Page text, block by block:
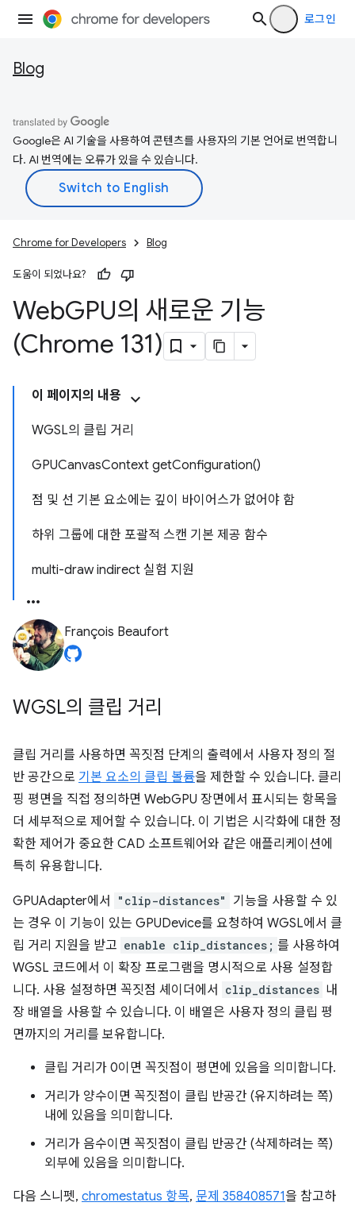
로그인
Blog
Google은 AI 기술을 사용하여 콘텐츠를 사용자의 기본 언어로 번역합니
다. AI 번역에는 오류가 있을 수 있습니다.
Chrome for Developers Blog
도움이 되었나요?
WebGPU의 새로운 기능
(Chrome 131)
이 페이지의 내용
WGSL의 클립 거리
GPUCanvasContext getConfiguration()
점 및 선 기본 요소에는 깊이 바이어스가 없어야 함
하위 그룹에 대한 포괄적 스캔 기본 제공 함수
multi-draw indirect 실험 지원
François Beaufort
WGSL의 클립 거리
클립 거리를 사용하면 꼭짓점 단계의 출력에서 사용자 정의 절
반 공간으로 기본 요소의 클립 볼륨을 제한할 수 있습니다. 클리
핑 평면을 직접 정의하면 WebGPU 장면에서 표시되는 항목을
더 세부적으로 제어할 수 있습니다. 이 기법은 시각화에 대한 정
확한 제어가 중요한 CAD 소프트웨어와 같은 애플리케이션에
특히 유용합니다.
GPUAdapter에서 "clip-distances"
기능을 사용할 수 있
는 경우 이 기능이 있는 GPUDevice를 요청하여 WGSL에서 클
립 거리 지원을 받고 enable clip_distances; 를 사용하여
WGSL 코드에서 이 확장 프로그램을 명시적으로 사용 설정합
니다. 사용 설정하면 꼭짓점 셰이더에서
clip_distances 내
장 배열을 사용할 수 있습니다. 이 배열은 사용자 정의 클립 평
면까지의 거리를 보유합니다.
클립 거리가 0이면 꼭짓점이 평면에 있음을 의미합니다.
거리가 양수이면 꼭짓점이 클립 반공간 (유지하려는 쪽)
내에 있음을 의미합니다.
거리가 음수이면 꼭짓점이 클립 반공간 (삭제하려는 쪽)
외부에 있음을 의미합니다.
다음 스니펫, chromestatus 항목, 문제 358408571을 참고하